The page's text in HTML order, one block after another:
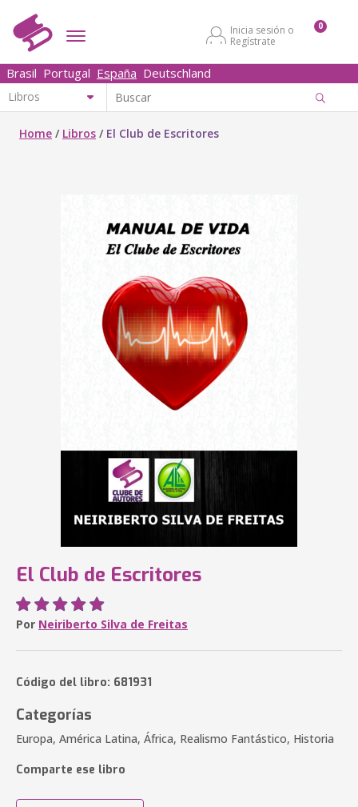
Inicia sesión o
Regístrate
0
Brasil Portugal España Deutschland
Home / Libros / El Club de Escritores
El Club de Escritores
Por Neiriberto Silva de Freitas
Código del libro: 681931
Categorías
Europa, América Latina, África, Realismo Fantástico, Historia
Comparte ese libro